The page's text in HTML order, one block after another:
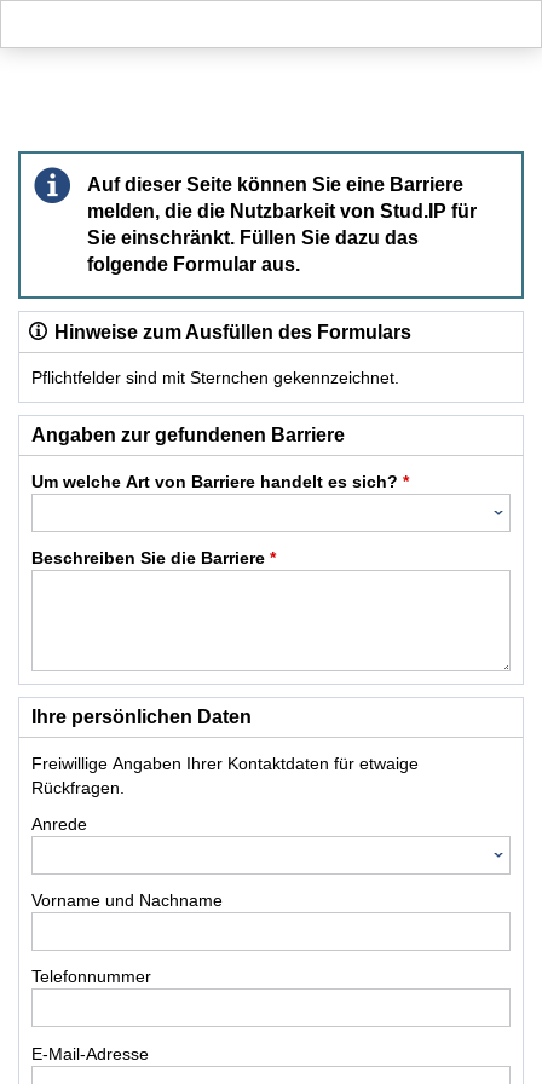
Hauptnavigation
Barriere melden
Auf dieser Seite können Sie eine Barriere
melden, die die Nutzbarkeit von Stud.IP für
Sie einschränkt. Füllen Sie dazu das
folgende Formular aus.
Hinweise zum Ausfüllen des Formulars
Pflichtfelder sind mit Sternchen gekennzeichnet.
Dieses Formular enthält Pflichtfelder.
Angaben zur gefundenen Barriere
Um welche Art von Barriere handelt es sich? *
Beschreiben Sie die Barriere *
Ihre persönlichen Daten
Freiwillige Angaben Ihrer Kontaktdaten für etwaige
Rückfragen.
Anrede
Vorname und Nachname
Telefonnummer
E-Mail-Adresse